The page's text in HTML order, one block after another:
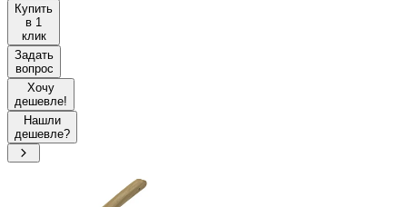
Купить
в 1
клик
Задать
вопрос
Хочу
дешевле!
Нашли
дешевле?